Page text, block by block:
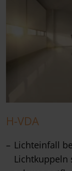
H-VDA
Lichteinfall
Lichtkuppeln